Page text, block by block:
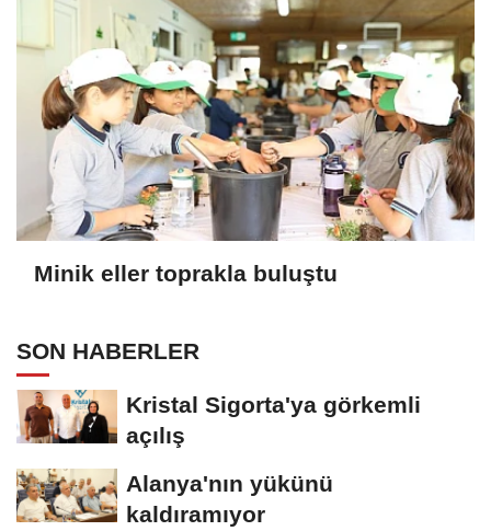
Minik eller toprakla buluştu
SON HABERLER
Kristal Sigorta'ya görkemli
açılış
Alanya'nın yükünü
kaldıramıyor